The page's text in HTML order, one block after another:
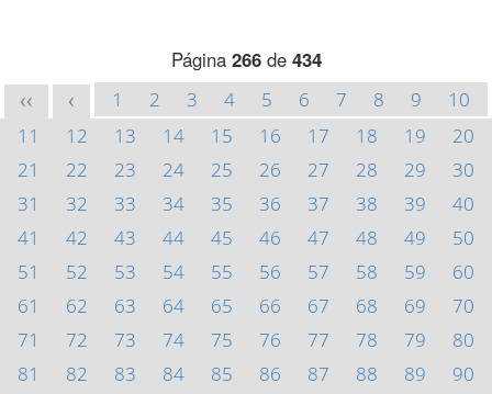
Página 266de 434
<< < 1 2 3 4 5 6 7 8 9
10
11
12 13 14 15 16 17 18 19
20
21
22 23 24 25 26 27 28 29
30
31
32 33 34 35 36 37 38 39
40
41
42 43 44 45 46 47 48 49
50
51
52 53 54 55 56 57 58 59
60
61
62 63 64 65 66 67 68 69
70
71
72 73 74 75 76 77 78 79
80
81
82 83 84 85 86 87 88 89
90